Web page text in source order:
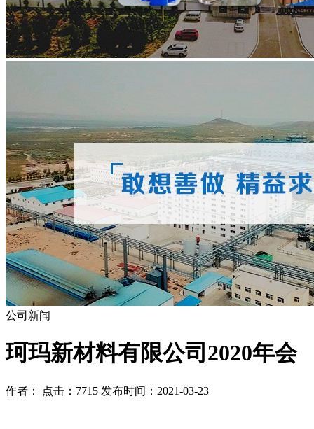
公司新闻
珂玛新材料有限公司2020年会
作者： 点击：7715 发布时间：2021-03-23